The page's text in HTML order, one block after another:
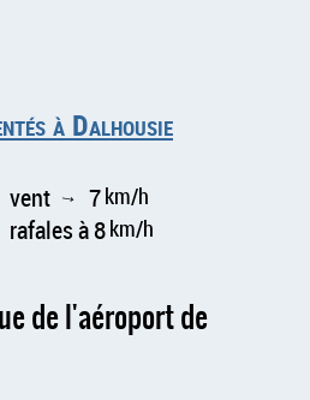
à Dalhousie
vent ↑ 7km/h
rafales à 8km/h
de l'aéroport de